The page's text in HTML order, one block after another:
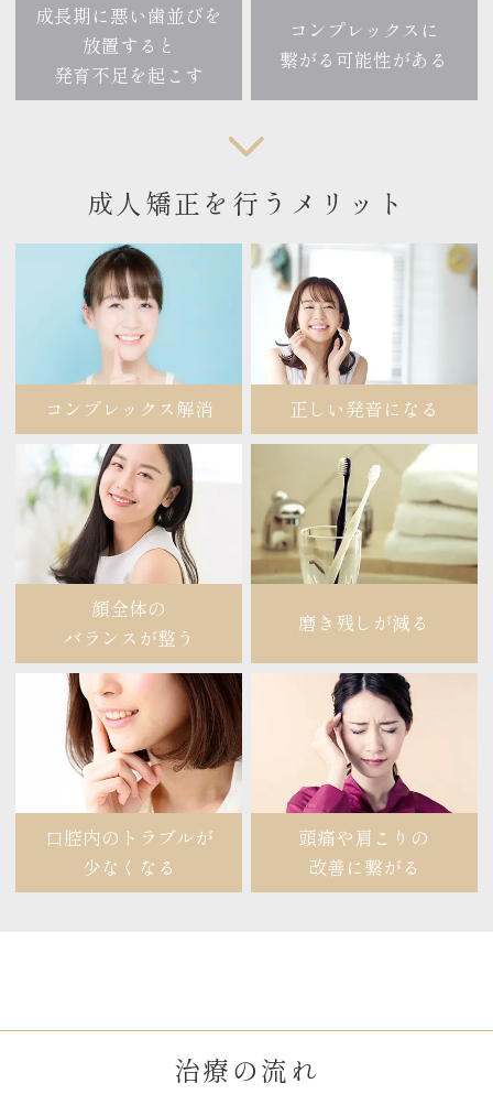
成長期に悪い歯並びを
放置すると
発育不足を起こす
コンプレックスに
繋がる可能性がある
成人矯正を行うメリット
コンプレックス解消 正しい発音になる
顔全体の
バランスが整う
磨き残しが減る
口腔内のトラブルが
少なくなる
頭痛や肩こりの
改善に繋がる
治療の流れ